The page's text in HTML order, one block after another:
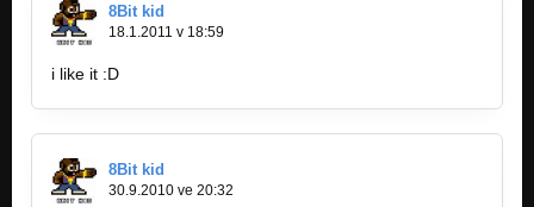
8Bit kid
18.1.2011 v 18:59
i like it :D
8Bit kid
30.9.2010 ve 20:32